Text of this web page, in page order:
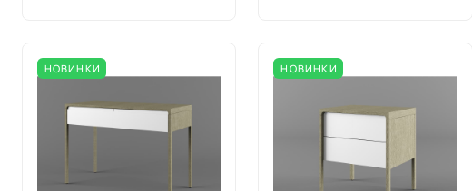
НОВИНКИ НОВИНКИ